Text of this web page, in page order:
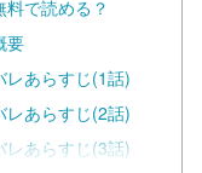
で読める？
要
レあらすじ(1話)
レあらすじ(2話)
レあらすじ(3話)